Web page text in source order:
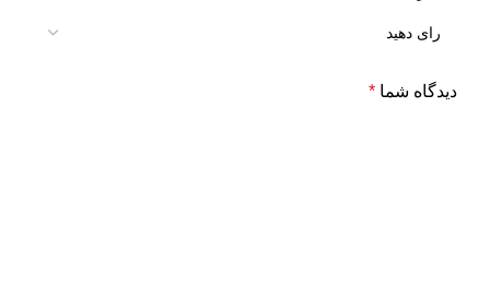
دیدگاه شما *